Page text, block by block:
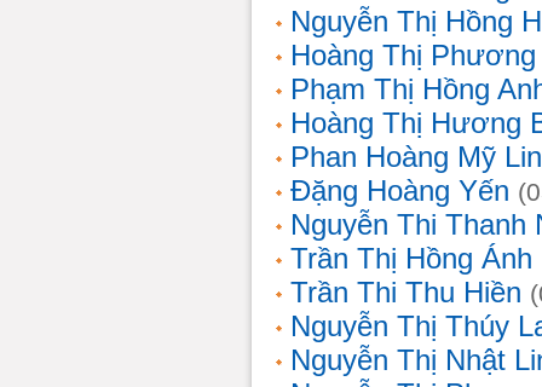
Nguyễn Thị Hồng
Hoàng Thị Phương
Phạm Thị Hồng
Hoàng Thị Hương
Phan Hoàng Mỹ
Đặng Hoàng Yến
Nguyễn Thi Thanh
Trần Thị Hồng Ánh
Trần Thi Thu Hiền
Nguyễn Thị Thúy
Nguyễn Thị Nhật